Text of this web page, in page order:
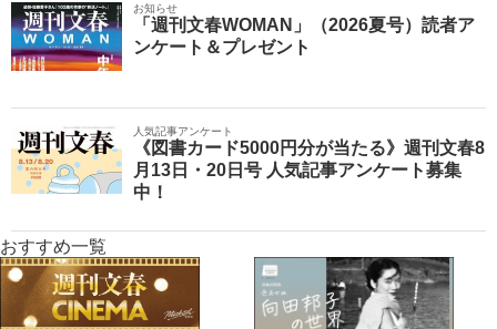
お知らせ
「週刊文春WOMAN」（2026夏号）読者ア
ンケート＆プレゼント
人気記事アンケート
《図書カード5000円分が当たる》週刊文春8
月13日・20日号 人気記事アンケート募集
中！
おすすめ一覧